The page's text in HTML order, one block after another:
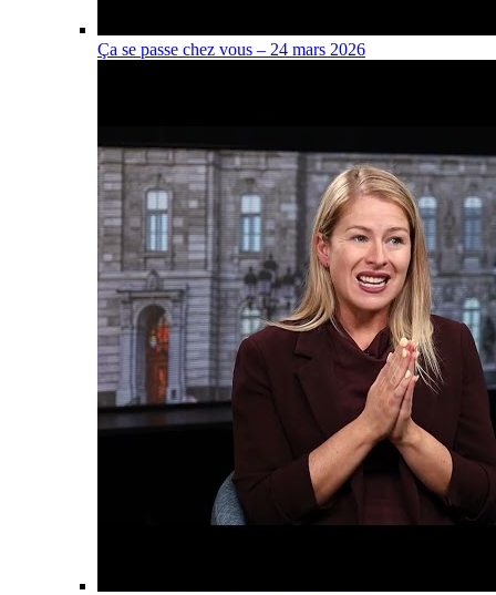
Ça se passe chez vous – 24 mars 2026